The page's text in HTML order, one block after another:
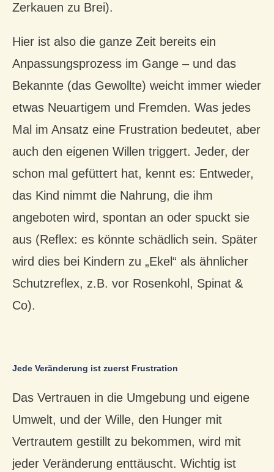
Zerkauen zu Brei).
Hier ist also die ganze Zeit bereits ein
Anpassungsprozess im Gange – und das
Bekannte (das Gewollte) weicht immer wieder
etwas Neuartigem und Fremden. Was jedes
Mal im Ansatz eine Frustration bedeutet, aber
auch den eigenen Willen triggert. Jeder, der
schon mal gefüttert hat, kennt es: Entweder,
das Kind nimmt die Nahrung, die ihm
angeboten wird, spontan an oder spuckt sie
aus (Reflex: es könnte schädlich sein. Später
wird dies bei Kindern zu „Ekel“ als ähnlicher
Schutzreflex, z.B. vor Rosenkohl, Spinat &
Co).
Jede Veränderung ist zuerst Frustration
Das Vertrauen in die Umgebung und eigene
Umwelt, und der Wille, den Hunger mit
Vertrautem gestillt zu bekommen, wird mit
jeder Veränderung enttäuscht. Wichtig ist